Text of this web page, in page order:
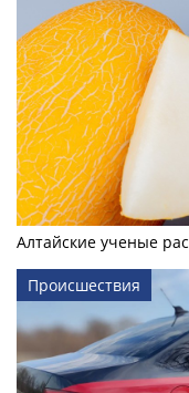
Алтайские ученые
Происшествия